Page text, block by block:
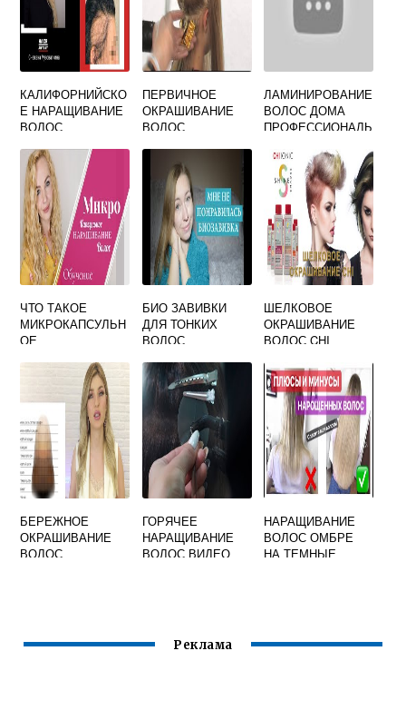
КАЛИФОРНИЙСКО
Е НАРАЩИВАНИЕ
ВОЛОС
ПЕРВИЧНОЕ
ОКРАШИВАНИЕ
ВОЛОС
ЛАМИНИРОВАНИЕ
ВОЛОС ДОМА
ПРОФЕССИОНАЛЬ
СРЕДСТВАМИ
ОТЗЫВЫ
ЧТО ТАКОЕ
МИКРОКАПСУЛЬН
ОЕ
БИО ЗАВИВКИ
ДЛЯ ТОНКИХ
ВОЛОС
ШЕЛКОВОЕ
ОКРАШИВАНИЕ
ВОЛОС CHI
БЕРЕЖНОЕ
ОКРАШИВАНИЕ
ВОЛОС
ГОРЯЧЕЕ
НАРАЩИВАНИЕ
ВОЛОС ВИДЕО
НАРАЩИВАНИЕ
ВОЛОС ОМБРЕ
НА ТЕМНЫЕ
Реклама